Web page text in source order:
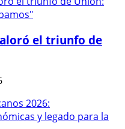
el triunfo de